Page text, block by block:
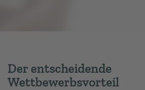
Der entscheidende
Wettbewerbsvorteil